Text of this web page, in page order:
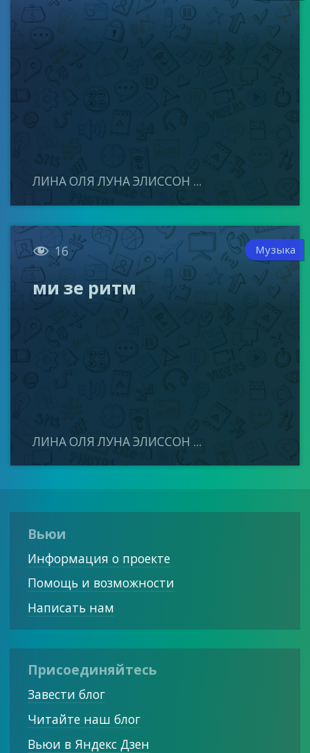
ЛИНА ОЛЯ ЛУНА ЭЛИССОН ...
 16 Музыка
ми зе ритм
ЛИНА ОЛЯ ЛУНА ЭЛИССОН ...
Вьюи
Информация о проекте
Помощь и возможности
Написать нам
Присоединяйтесь
Завести блог
Читайте наш блог
Вьюи в Яндекс Дзен